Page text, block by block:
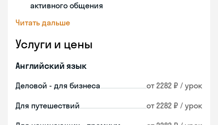
активного общения
Читать дальше
Услуги и цены
Английский язык
Деловой - для бизнеса от 2282 ₽ / урок
Для путешествий от 2282 ₽ / урок